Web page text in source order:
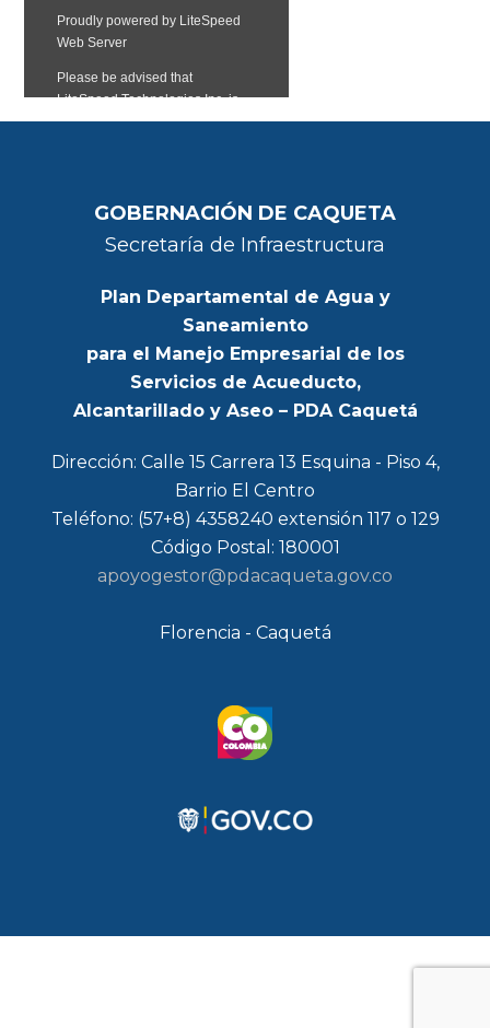
GOBERNACIÓN DE CAQUETA
Secretaría de Infraestructura
Plan Departamental de Agua y
Saneamiento
para el Manejo Empresarial de los
Servicios de Acueducto,
Alcantarillado y Aseo – PDA Caquetá
Dirección: Calle 15 Carrera 13 Esquina - Piso 4,
Barrio El Centro
Teléfono: (57+8) 4358240 extensión 117 o 129
Código Postal: 180001
apoyogestor@pdacaqueta.gov.co
Florencia - Caquetá